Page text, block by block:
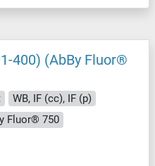
400) (AbBy Fluor®
WB, IF (cc), IF (p)
Fluor® 750